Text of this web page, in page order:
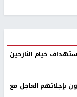
خيام النازحين
بإجلائهم العاجل مع